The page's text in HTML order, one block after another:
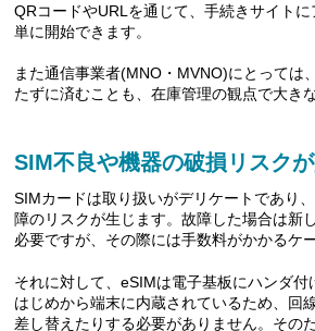
QRコードやURLを通じて、手続きサイト
単に開始できます。
また通信事業者(MNO・MVNO)にとっては
たずに済むことも、在庫管理の観点で大き
SIM不良や機器の破損リスク
SIMカードは取り扱いがデリケートであり
障のリスクが生じます。故障した場合は新
必要ですが、その際には手数料がかかるケ
それに対して、eSIMは電子基板にハンダ付
はじめから端末に内蔵されているため、回
差し替えたりする必要がありません。その